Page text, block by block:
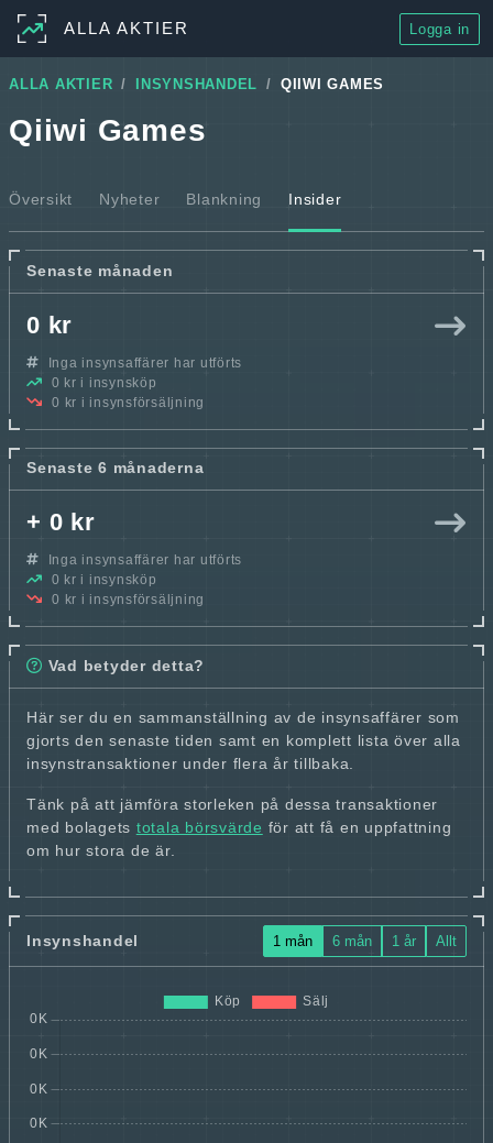
ALLA AKTIER Logga in
ALLA AKTIER INSYNSHANDEL QIIWI GAMES
Qiiwi Games
Översikt Nyheter Blankning Insider
Senaste månaden
0 kr
Inga insynsaffärer har utförts
0 kr i insynsköp
0 kr i insynsförsäljning
Senaste 6 månaderna
+ 0 kr
Inga insynsaffärer har utförts
0 kr i insynsköp
0 kr i insynsförsäljning
Vad betyder detta?
Här ser du en sammanställning av de insynsaffärer som
gjorts den senaste tiden samt en komplett lista över alla
insynstransaktioner under flera år tillbaka.
Tänk på att jämföra storleken på dessa transaktioner
med bolagets totala börsvärde för att få en uppfattning
om hur stora de är.
Insynshandel 1 mån 6 mån 1 år Allt